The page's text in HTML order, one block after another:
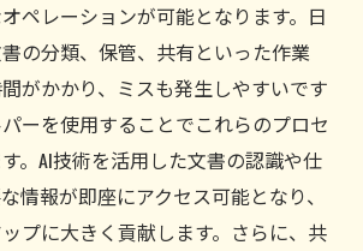
ペレーションが可能となります。日
の分類、保管、共有といった作業
がかかり、ミスも発生しやすいです
ーを使用することでこれらのプロセ
。AI技術を活用した文書の認識や仕
情報が即座にアクセス可能となり、
プに大きく貢献します。さらに、共